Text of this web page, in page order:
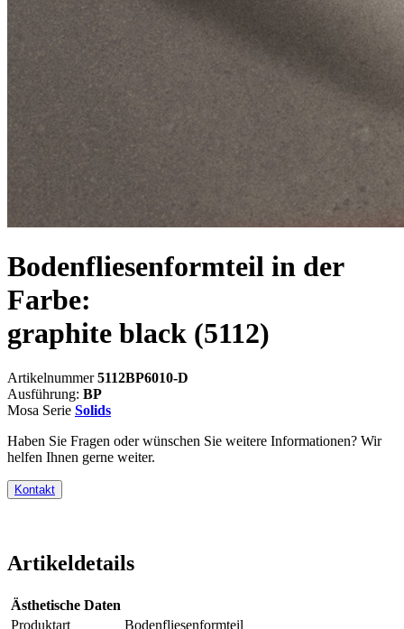
Bodenfliesenformteil in der
Farbe:
graphite black (5112)
Artikelnummer5112BP6010-D
Ausführung: BP
Mosa Serie Solids
Haben Sie Fragen oder wünschen Sie weitere Informationen? Wir
helfen Ihnen gerne weiter.
Kontakt
Artikeldetails
Ästhetische Daten
Produktart
Bodenfliesenformteil